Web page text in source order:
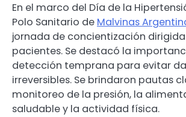
En el marco del Día de la
Polo Sanitario de Malvinas
jornada de concientización
pacientes. Se destacó la
detección temprana para evitar
irreversibles. Se brindaron pautas
monitoreo de la presión, la
saludable y la actividad física.